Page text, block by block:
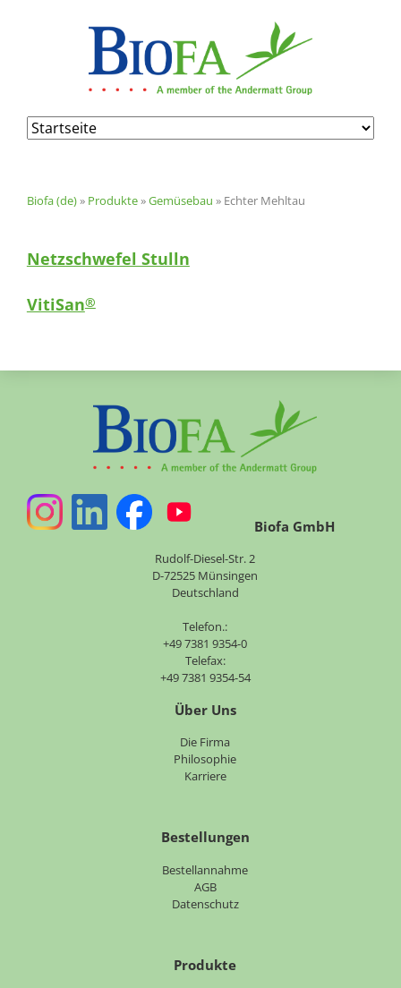
Navigation
überspringen
Biofa (de)» Produkte»Gemüsebau » Echter Mehltau
Netzschwefel Stulln
VitiSan®
Biofa GmbH
Rudolf-Diesel-Str. 2
D-72525 Münsingen
Deutschland
Telefon.:
+49 7381 9354-0
Telefax:
+49 7381 9354-54
Über Uns
Die Firma
Philosophie
Karriere
Bestellungen
Bestellannahme
AGB
Datenschutz
Produkte